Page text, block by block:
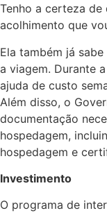
Tenho a certeza
acolhimento que
Ela também já
a viagem. Durante
ajuda de custo
Além disso, o
documentação
hospedagem,
hospedagem e
Investimento
O programa de